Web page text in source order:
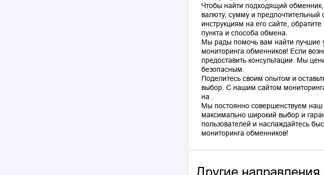
Чтобы найти подходящий
валюту, сумму и
инструкциям на его сайте,
пункта и способа обмена.
Мы рады помочь вам найти лучшие
мониторинга обменников! Если
предоставить консультации. Мы
безопасным.
Поделитесь своим опытом и
выбор. С нашим сайтом
на .
Мы постоянно совершенствуем наш
максимально широкий выбор и
пользователей и наслаждайтесь
Другие